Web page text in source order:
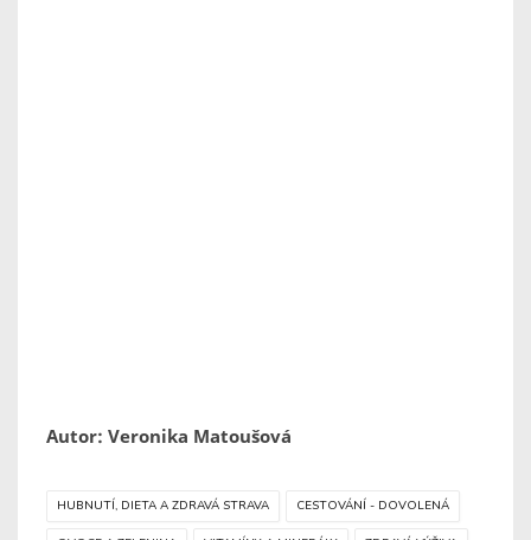
Autor: Veronika Matoušová
HUBNUTÍ, DIETA A ZDRAVÁ STRAVA CESTOVÁNÍ - DOVOLENÁ